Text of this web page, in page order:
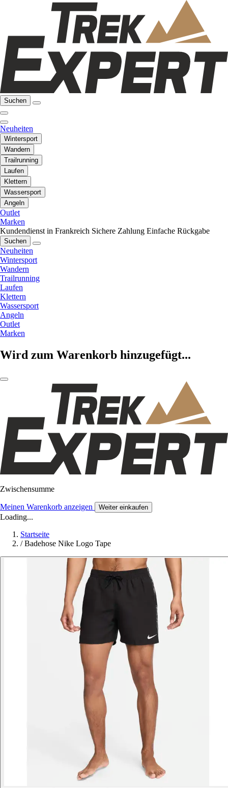
Suchen
Neuheiten
Wintersport
Wandern
Trailrunning
Laufen
Klettern
Wassersport
Angeln
Outlet
Marken
Kundendienst in Frankreich Sichere Zahlung Einfache Rückgabe
Suchen
Neuheiten
Wintersport
Wandern
Trailrunning
Laufen
Klettern
Wassersport
Angeln
Outlet
Marken
Wird zum Warenkorb hinzugefügt...
Zwischensumme
Meinen Warenkorb anzeigen Weiter einkaufen
Loading...
Startseite
/ Badehose Nike Logo Tape